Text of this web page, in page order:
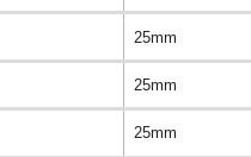
25mm
25mm
25mm